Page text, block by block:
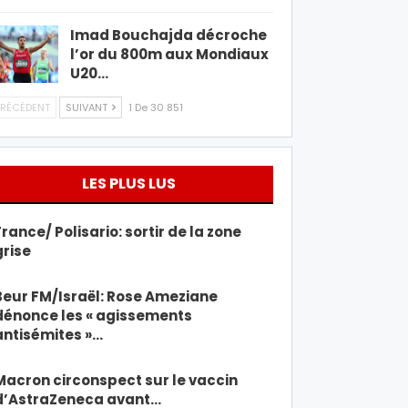
Imad Bouchajda décroche
l’or du 800m aux Mondiaux
U20…
SUIVANT 1 De 30 851
LES PLUS LUS
Polisario: sortir de la zone
FM/Israël: Rose Ameziane
les « agissements
»…
circonspect sur le vaccin
avant…